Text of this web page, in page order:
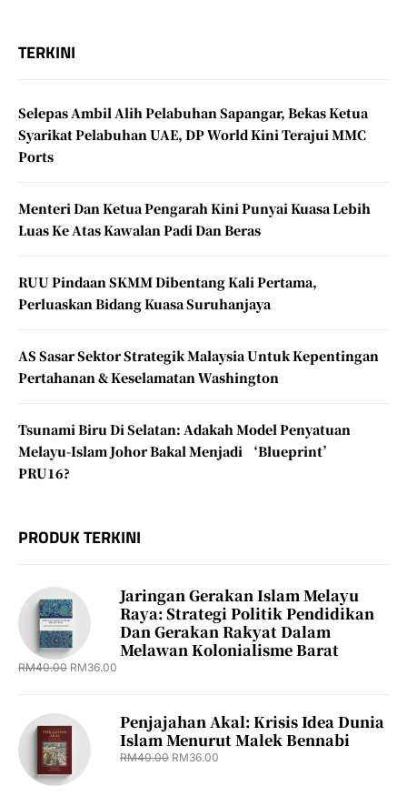
TERKINI
Selepas Ambil Alih Pelabuhan Sapangar, Bekas Ketua
Syarikat Pelabuhan UAE, DP World Kini Terajui MMC
Ports
Menteri Dan Ketua Pengarah Kini Punyai Kuasa Lebih
Luas Ke Atas Kawalan Padi Dan Beras
RUU Pindaan SKMM Dibentang Kali Pertama,
Perluaskan Bidang Kuasa Suruhanjaya
AS Sasar Sektor Strategik Malaysia Untuk Kepentingan
Pertahanan & Keselamatan Washington
Tsunami Biru Di Selatan: Adakah Model Penyatuan
Melayu-Islam Johor Bakal Menjadi ‘Blueprint’
PRU16?
PRODUK TERKINI
Jaringan Gerakan Islam Melayu
Raya: Strategi Politik Pendidikan
Dan Gerakan Rakyat Dalam
Melawan Kolonialisme Barat
RM40.00 RM36.00
Penjajahan Akal: Krisis Idea Dunia
Islam Menurut Malek Bennabi
RM40.00 RM36.00